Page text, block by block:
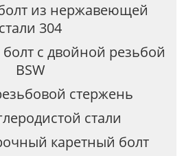
из нержавеющей
стали 304
с двойной резьбой
BSW
стержень
стали
каретный болт